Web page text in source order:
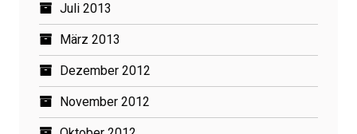
Juli 2013
März 2013
Dezember 2012
November 2012